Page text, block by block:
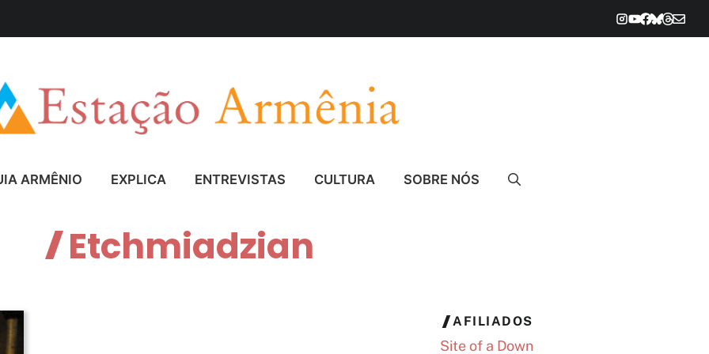
ARMÊNIO EXPLICA ENTREVISTAS CULTURA SOBRE NÓS
Etchmiadzian
AFILIADOS
Site of a Down